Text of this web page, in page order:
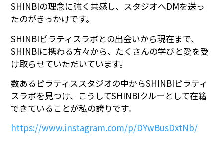
SHINBIの理念に強く共感し、スタジオへDMを送っ
たのがきっかけです。
SHINBIピラティスラボとの出会いから現在まで、
SHINBIに携わる方々から、たくさんの学びと愛を受
け取らせていただいています。
数あるピラティススタジオの中からSHINBIピラティ
スラボを見つけ、こうしてSHINBIクルーとして在籍
できていることが私の誇りです。
https://www.instagram.com/p/DYwBusDxtNb/